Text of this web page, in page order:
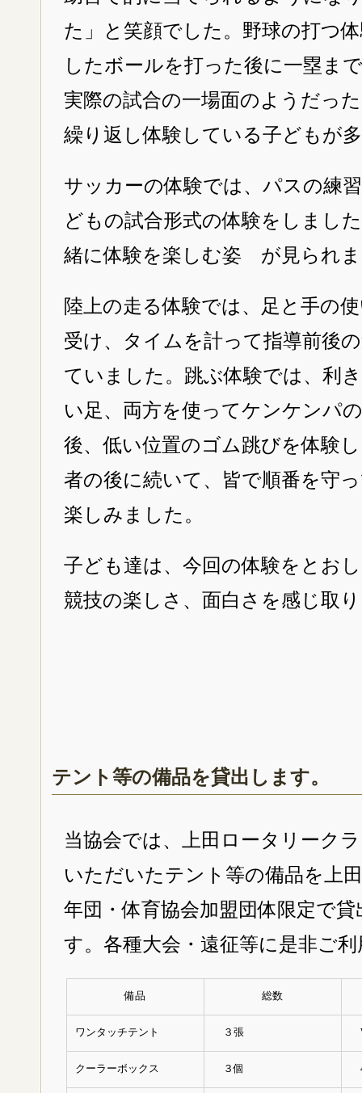
た」と笑顔でした。野球の打つ
したボールを打った後に一塁ま
実際の試合の一場面のようだっ
繰り返し体験している子どもが
サッカーの体験では、パスの練
どもの試合形式の体験をしまし
緒に体験を楽しむ姿 が見られ
陸上の走る体験では、足と手の
受け、タイムを計って指導前後
ていました。跳ぶ体験では、利
い足、両方を使ってケンケンパ
後、低い位置のゴム跳びを体験
者の後に続いて、皆で順番を守
楽しみました。
子ども達は、今回の体験をとお
競技の楽しさ、面白さを感じ取
テント等の備品を貸出します。
当協会では、上田ロータリーク
いただいたテント等の備品を上
年団・体育協会加盟団体限定で
す。各種大会・遠征等に是非ご
備品 総数
ワンタッチテント ３張
クーラーボックス ３個